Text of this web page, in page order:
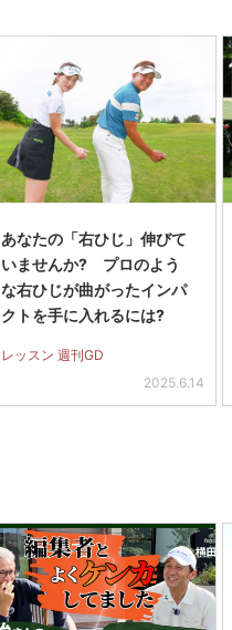
あなたの「右ひじ」伸びて
いませんか? プロのよう
な右ひじが曲がったインパ
クトを手に入れるには?
レッスン 週刊GD
2025.6.14